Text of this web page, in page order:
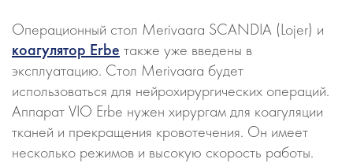
Операционный стол Merivaara SCANDIA (Lojer) и
коагулятор Erbe также уже введены в
эксплуатацию. Стол Merivaara будет
использоваться для нейрохирургических операций.
Аппарат VIO Erbe нужен хирургам для коагуляции
тканей и прекращения кровотечения. Он имеет
несколько режимов и высокую скорость работы.